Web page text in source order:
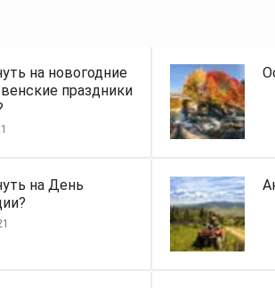
на новогодние
праздники
на День